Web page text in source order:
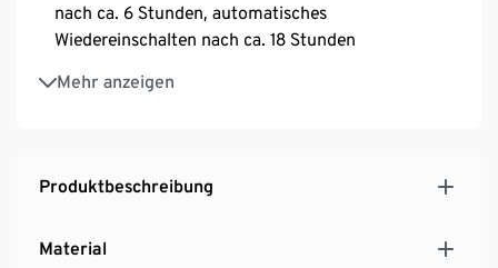
nach ca. 6 Stunden, automatisches
Wiedereinschalten nach ca. 18 Stunden
Mehr anzeigen
Inkl. Batterien
Produktbeschreibung
Material